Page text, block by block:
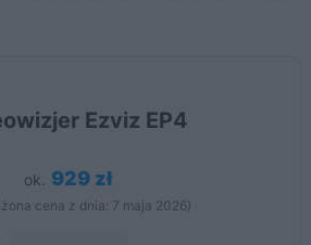
Ezviz EP4
ok. 929 zł
cena z dnia: 7 maja 2026)